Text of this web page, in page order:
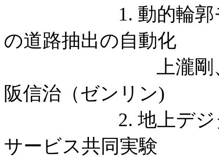
1. 動的輪郭モデ
の道路抽出の自動化
上瀧剛、内村
阪信治（ゼンリン)
2. 地上デジタル
サービス共同実験